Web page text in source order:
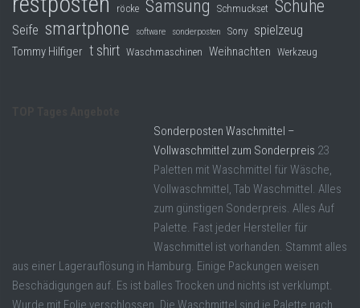
röcke Samsung Schmuckset Schuhe
Seife smartphone software sonderposten Sony spielzeug
Tommy Hilfiger t shirt Waschmaschinen Weihnachten Werkzeug
Sonderposten Waschmittel –
Vollwaschmittel zum Sonderpreis 23
Paletten mit Waschmittel für Wäsche,
Vollwaschmittel, Tab Waschmittel. Alles
zum günstigen Sonderpreis. Alles Auf
Palette. Fast jeder Hersteller für
Waschmittel ist vorhanden. Stammt alles
aus einer Lagerauflösung in Hamburg. Einige Packungen weisen
Beschädigungen auf. Es ist balles Trocken und nichts ist verklumpt.
Wurde mit Folie verschlossen. Die Waschmittel sind je Palette nach